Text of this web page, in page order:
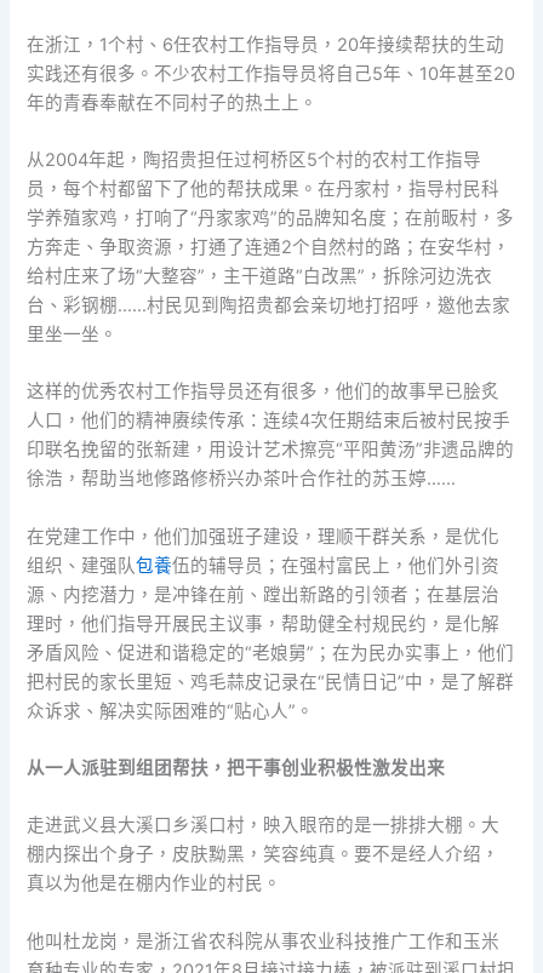
在浙江，1个村、6任农村工作指导员，20年接续帮扶的生动
实践还有很多。不少农村工作指导员将自己5年、10年甚至20
年的青春奉献在不同村子的热土上。
从2004年起，陶招贵担任过柯桥区5个村的农村工作指导
员，每个村都留下了他的帮扶成果。在丹家村，指导村民科
学养殖家鸡，打响了“丹家家鸡”的品牌知名度；在前畈村，多
方奔走、争取资源，打通了连通2个自然村的路；在安华村，
给村庄来了场“大整容”，主干道路“白改黑”，拆除河边洗衣
台、彩钢棚……村民见到陶招贵都会亲切地打招呼，邀他去家
里坐一坐。
这样的优秀农村工作指导员还有很多，他们的故事早已脍炙
人口，他们的精神赓续传承：连续4次任期结束后被村民按手
印联名挽留的张新建，用设计艺术擦亮“平阳黄汤”非遗品牌的
徐浩，帮助当地修路修桥兴办茶叶合作社的苏玉婷……
在党建工作中，他们加强班子建设，理顺干群关系，是优化
组织、建强队包養伍的辅导员；在强村富民上，他们外引资
源、内挖潜力，是冲锋在前、蹚出新路的引领者；在基层治
理时，他们指导开展民主议事，帮助健全村规民约，是化解
矛盾风险、促进和谐稳定的“老娘舅”；在为民办实事上，他们
把村民的家长里短、鸡毛蒜皮记录在“民情日记”中，是了解群
众诉求、解决实际困难的“贴心人”。
从一人派驻到组团帮扶，把干事创业积极性激发出来
走进武义县大溪口乡溪口村，映入眼帘的是一排排大棚。大
棚内探出个身子，皮肤黝黑，笑容纯真。要不是经人介绍，
真以为他是在棚内作业的村民。
他叫杜龙岗，是浙江省农科院从事农业科技推广工作和玉米